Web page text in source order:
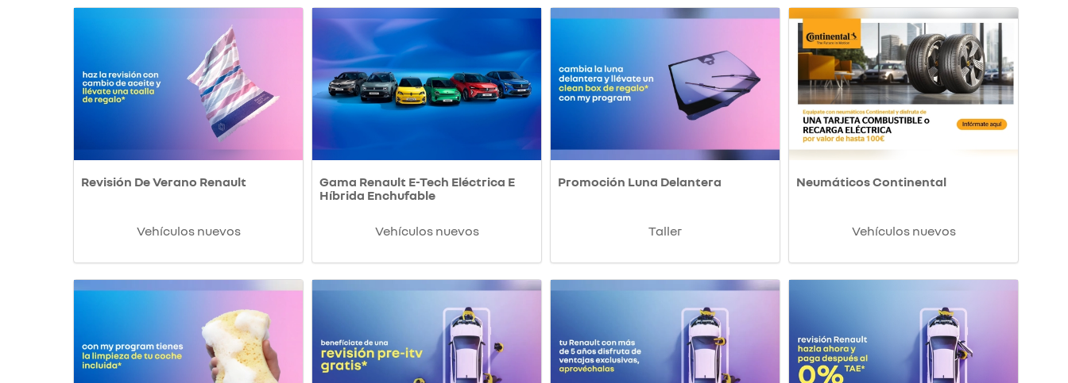
Revisión De Verano Renault
Vehículos nuevos
Gama Renault E-Tech Eléctrica E
Híbrida Enchufable
Vehículos nuevos
Promoción Luna Delantera
Taller
Neumáticos Continental
Vehículos nuevos